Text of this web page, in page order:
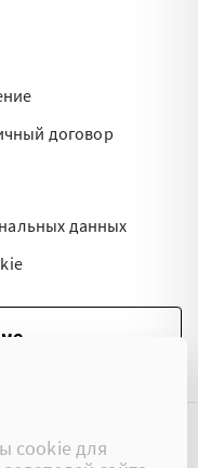
договор
данных
защищены.
cookie для